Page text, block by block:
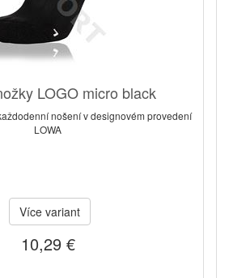
LOGO micro black
nošení v designovém provedení
LOWA
Více variant
10,29 €